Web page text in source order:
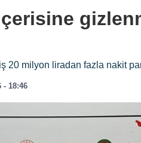
20 milyon liradan fazla nakit
- 18:46